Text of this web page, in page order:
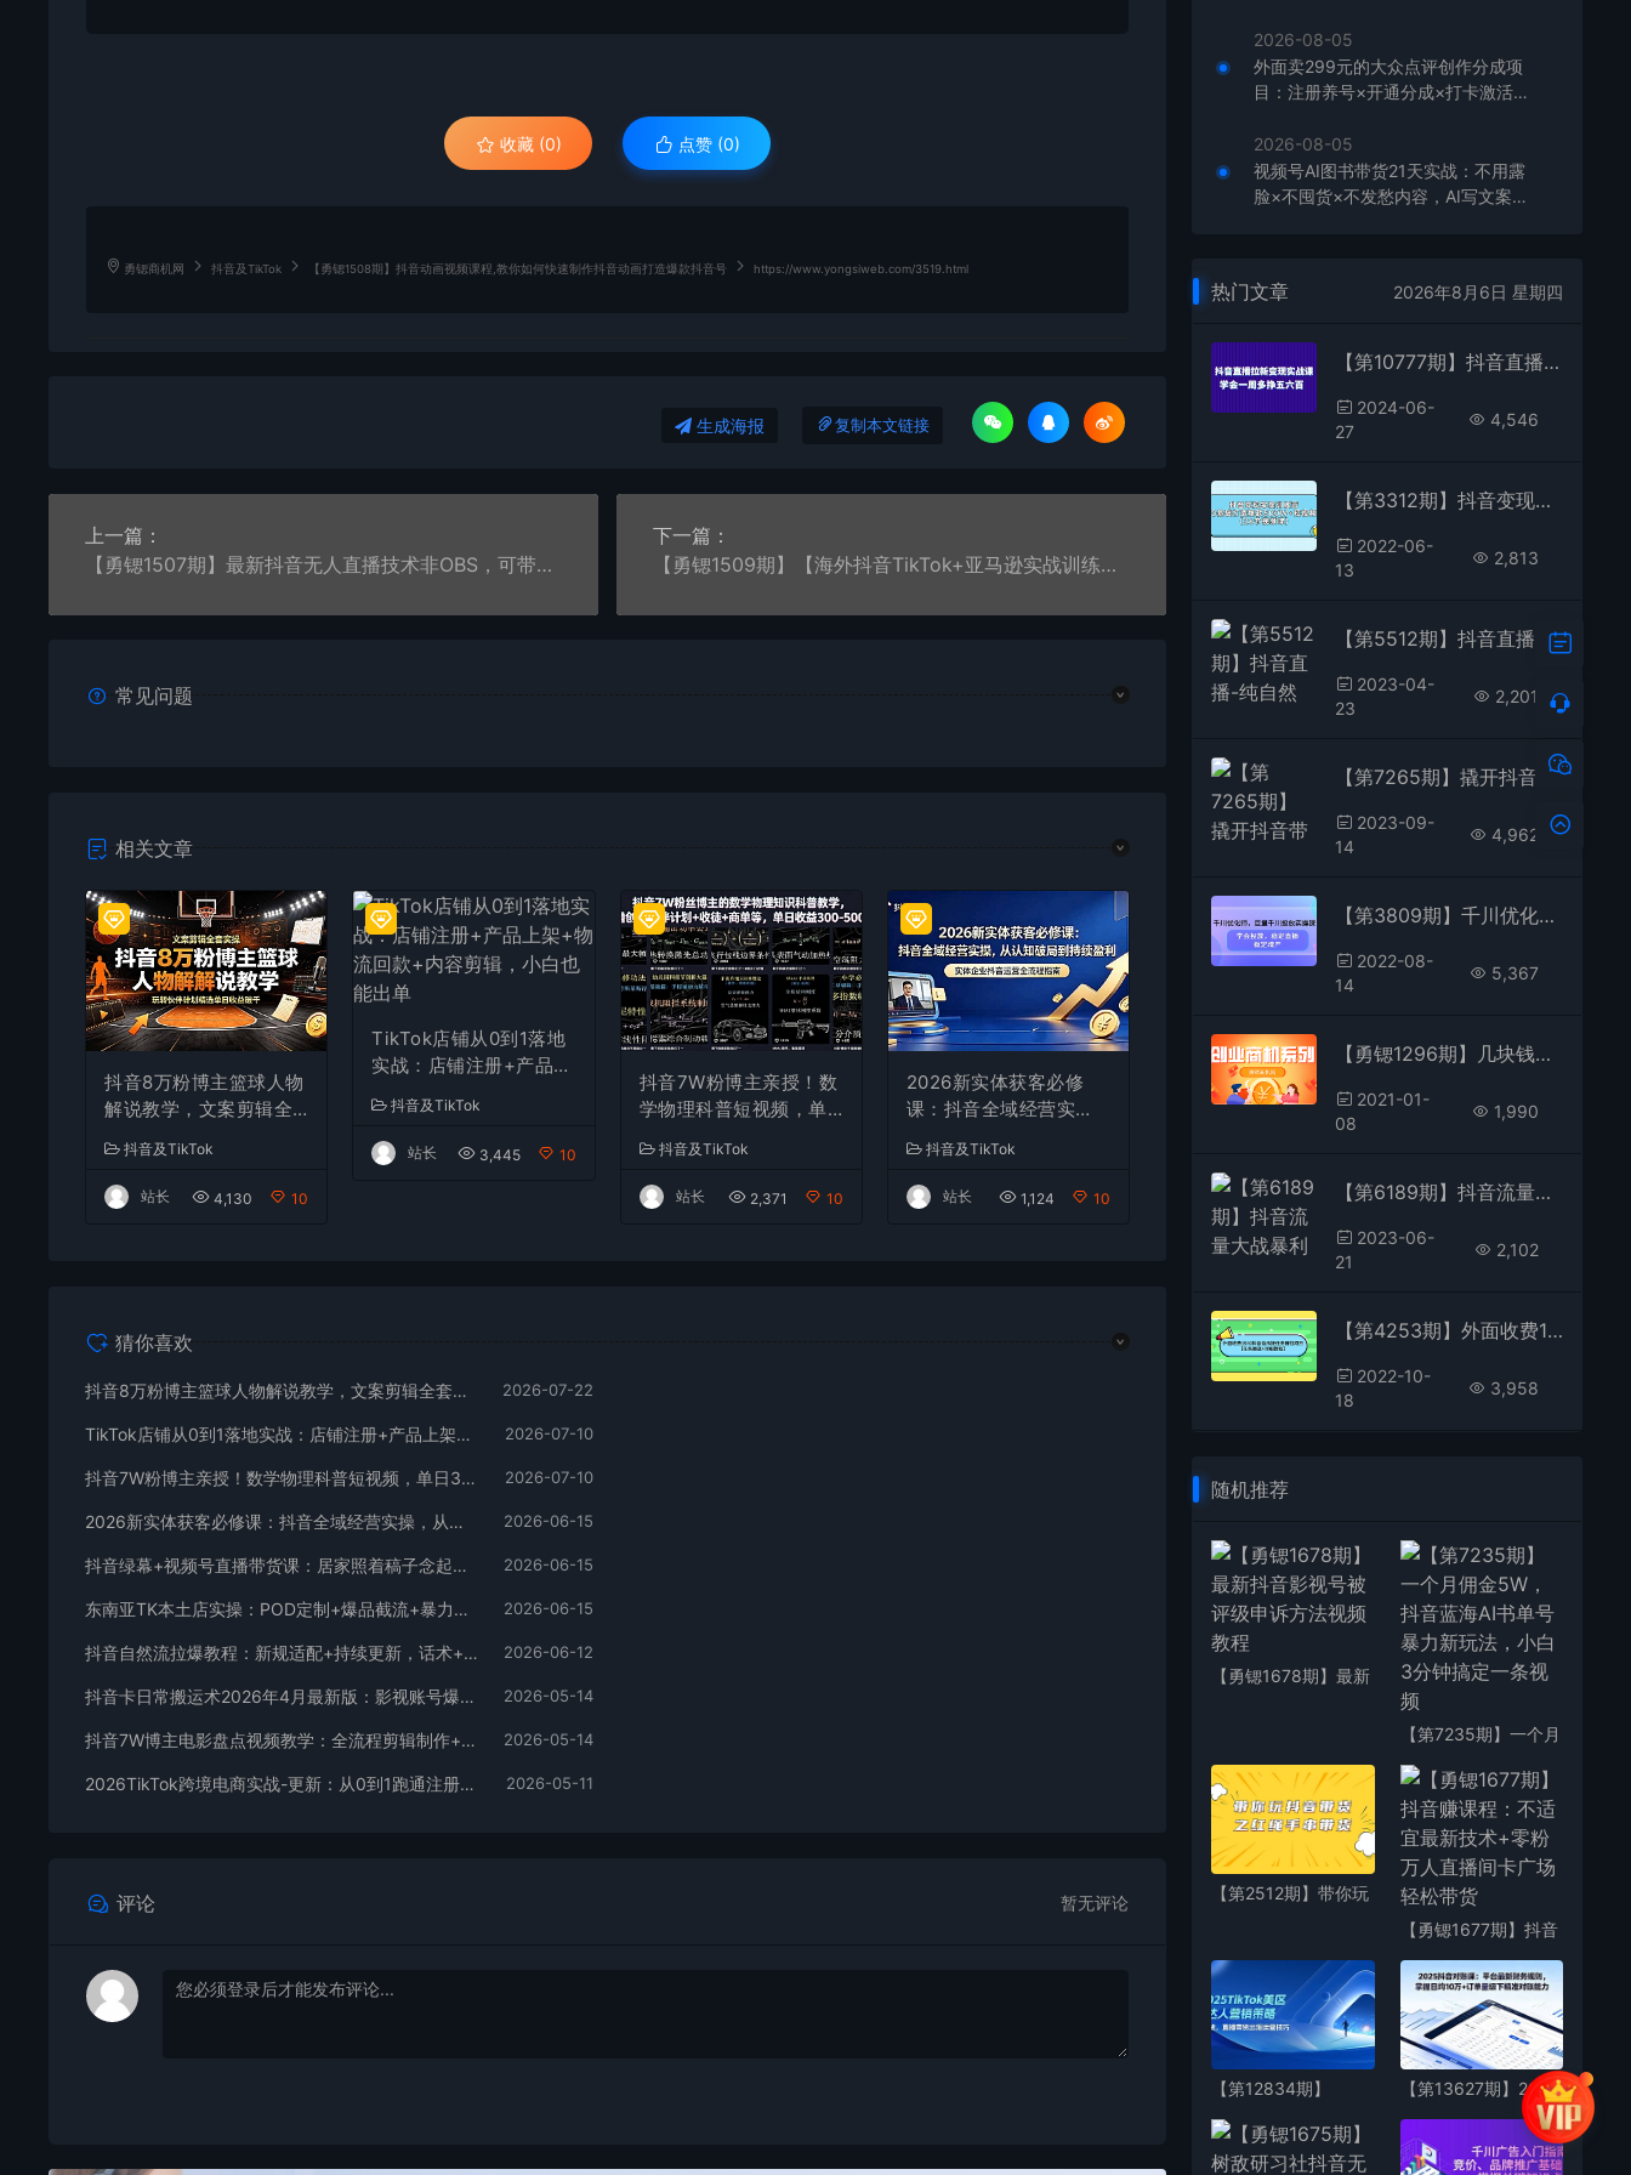
收藏 (0) 点赞 (0)
勇锶商机网 抖音及TikTok 【勇锶1508期】抖音动画视频课程,教你如何快速制作抖音动画打造爆款抖音号 https://www.yongsiweb.com/3519.html
生成海报 复制本文链接
上一篇：
【勇锶1507期】最新抖音无人直播技术非OBS，可带货，可引流，可刷礼物（附全套软件）
下一篇：
【勇锶1509期】【海外抖音TikTok+亚马逊实战训练营】带着你赚取海外版抖音的金桶
常见问题
相关文章
抖音8万粉博主篮球人物
解说教学，文案剪辑全
精选单日收益破千
抖音及TikTok
站长 4,130 10
TikTok店铺从0到1落地
实战：店铺注册+产品上
辑，小白也能出单
抖音及TikTok
站长 3,445 10
抖音7W粉博主亲授！数
学物理科普短视频，单
+收徒+商单全变现
抖音及TikTok
站长 2,371 10
2026新实体获客必修
课：抖音全域经营实
盈利
抖音及TikTok
站长 1,124 10
猜你喜欢
抖音8万粉博主篮球人物解说教学，文案剪辑全套实操，玩转伙伴计划精选单日收益破千 2026-07-22
TikTok店铺从0到1落地实战：店铺注册+产品上架+物流回款+内容剪辑，小白也能出单 2026-07-10
抖音7W粉博主亲授！数学物理科普短视频，单日300-500，伙伴计划+收徒+商单全变现 2026-07-10
2026新实体获客必修课：抖音全域经营实操，从认知破局到持续盈利 2026-06-15
抖音绿幕+视频号直播带货课：居家照着稿子念起号，手机电脑双场景搭建全流程 2026-06-15
东南亚TK本土店实操：POD定制+爆品截流+暴力冷启动，0粉也能开橱窗带货 2026-06-15
抖音自然流拉爆教程：新规适配+持续更新，话术+投放+起号一站式实战教学（更新26年5月11） 2026-06-12
抖音卡日常搬运术2026年4月最新版：影视账号爆款涨粉玩法，外面售价5000元核心 2026-05-14
抖音7W博主电影盘点视频教学：全流程剪辑制作+收益开通+商单收徒，零基础快速变现 2026-05-14
2026TikTok跨境电商实战-更新：从0到1跑通注册选品上架，出单发货回款全流程手把手教学 2026-05-11
评论 暂无评论
2026-08-05
外面卖299元的大众点评创作分成项
目：注册养号×开通分成×打卡激活×
2026-08-05
视频号AI图书带货21天实战：不用露
脸×不囤货×不发愁内容，AI写文案做
热门文章 2026年8月6日 星期四
【第10777期】抖音直播拉新变现实操课，学会一周多挣五六百
2024-06-
27
4,546
【第3312期】抖音变现实操训练营：0基础打造爆款500W+短视频（26节视频课）
2022-06-
13
2,813
【第5512期】抖音直播-纯自然流量起号，起号逻辑 话术实操培训（更新至4月）
2023-04-
23
2,201
【第7265期】撬开抖音带货流量的终极密码 个位数单品很吃香 新手容易操作
2023-09-
14
4,962
【第3809期】千川优化师，巨量千川投放实操课，学会投放，稳定直播，稳定增产
2022-08-
14
5,367
【勇锶1296期】几块钱成本就可以起步的抖音网赚项目，变现方法很多，日赚50-300+
2021-01-
08
1,990
【第6189期】抖音流量大战暴利项目：一个品爆了少数几十单，多则几百上千单（原价1288）
2023-06-
21
2,102
【第4253期】外面收费1980抖音音乐接任务赚钱项目【任务渠道+详细教程】
2022-10-
18
3,958
随机推荐
【勇锶1678期】最新
【第7235期】一个月
书单号暴力新玩法，
小白3分钟搞定一条
视频
【第2512期】带你玩
【勇锶1677期】抖音
技术+零粉万人直播
间卡广场轻松带货
【第12834期】
营销策略，视频带
货，直播带货，出海
【第13627期】2025
抖音对账课：平台最
新财务规则 掌握日均
10万+订单量级下精